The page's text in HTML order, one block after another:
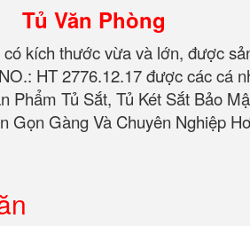
Tủ Văn Phòng
kích thước vừa và lớn, được
HT 2776.12.17 được các
Tủ Sắt, Tủ Két Sắt Bảo
Gọn Gàng Và Chuyên Nghiệp